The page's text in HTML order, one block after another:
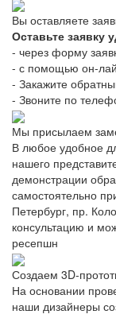
Вы оставляете
Оставьте заявку
- через форму
- с помощью он-
- Закажите
- Звоните по
Мы присылаем
В любое удобное
нашего
демонстрации
самостоятельно
Петербург, пр.
консультацию и
ресепшн
Создаем 3D-
На основании
наши дизайнеры